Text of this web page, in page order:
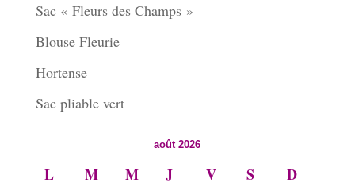
Sac « Fleurs des Champs »
Blouse Fleurie
Hortense
Sac pliable vert
août 2026
L M M J V S D